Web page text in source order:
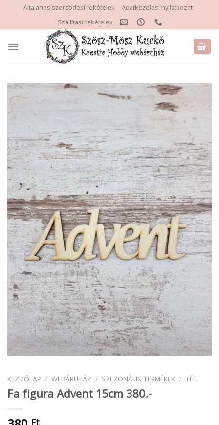
content
Általános szerződési feltételek
Adatkezelési nyilatkozat
Szállítási feltételek
KEZDŐLAP / WEBÁRUHÁZ / SZEZONÁLIS TERMÉKEK / TÉLI
Fa figura Advent 15cm 380.-
Ft